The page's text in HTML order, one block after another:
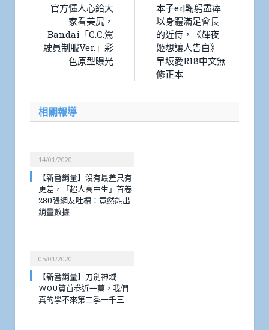
官方懂人心給大
家看美尻，
Bandai「C.C.駕
駛員制服Ver.」彩
色原型曝光
本子er|鞠躬盡瘁
以身體滿足會長
的近侍，《輝夜
姬想讓人告白》
早坂愛R18中文無
修正本
相關報導
14/01/2020
【新番銷量】沒有最差只有
更差，「超人高中生」首卷
280張網友吐槽：竟然能出
銷量數據
05/01/2020
【新番銷量】刀劍神域
WOU篇首卷近一萬，我們
真的學不來第二季一千三